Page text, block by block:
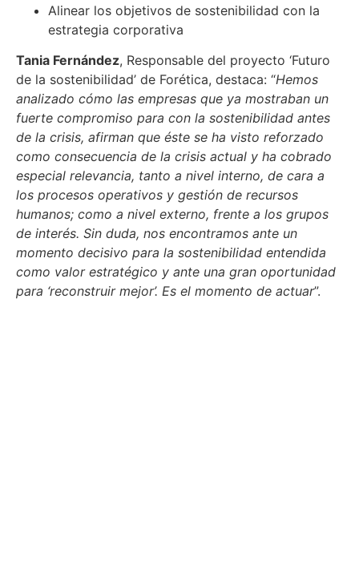
Alinear los objetivos de sostenibilidad con la
estrategia corporativa
Tania Fernández, Responsable del proyecto ‘Futuro
de la sostenibilidad’ de Forética, destaca: “Hemos
analizado cómo las empresas que ya mostraban un
fuerte compromiso para con la sostenibilidad antes
de la crisis, afirman que éste se ha visto reforzado
como consecuencia de la crisis actual y ha cobrado
especial relevancia, tanto a nivel interno, de cara a
los procesos operativos y gestión de recursos
humanos; como a nivel externo, frente a los grupos
de interés. Sin duda, nos encontramos ante un
momento decisivo para la sostenibilidad entendida
como valor estratégico y ante una gran oportunidad
para ‘reconstruir mejor’. Es el momento de actuar”.